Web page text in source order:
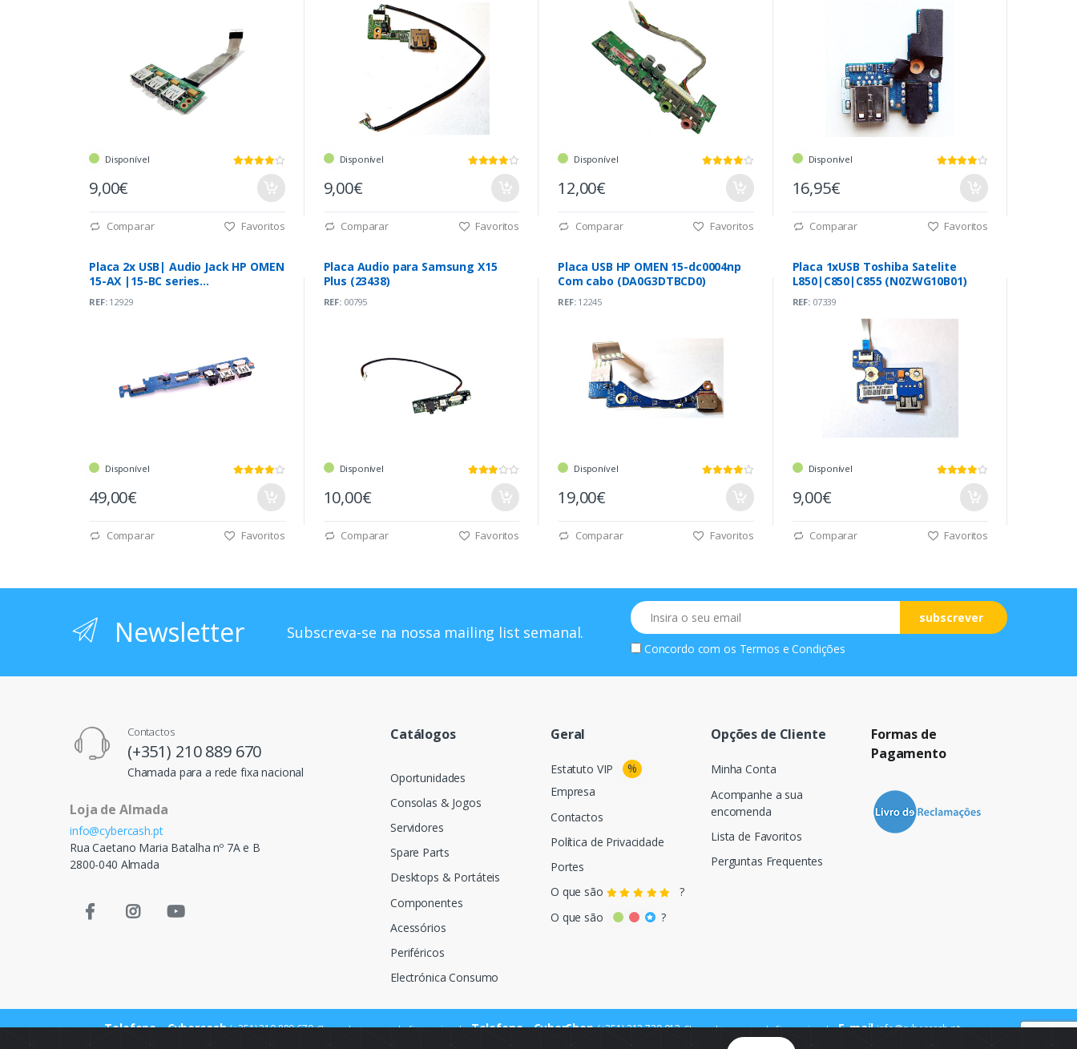
Disponível
9,00€
Comparar Favoritos
Disponível
9,00€
Comparar Favoritos
Disponível
12,00€
Comparar Favoritos
Disponível
16,95€
Comparar Favoritos
Placa 2x USB| Audio Jack HP OMEN
15-AX |15-BC series
(DAG35ATB8D0)
REF:12929
Disponível
49,00€
Comparar Favoritos
Placa Audio para Samsung X15
Plus (23438)
REF:00795
Disponível
10,00€
Comparar Favoritos
Placa USB HP OMEN 15-dc0004np
Com cabo (DA0G3DTBCD0)
REF:12245
Disponível
19,00€
Comparar Favoritos
Placa 1xUSB Toshiba Satelite
L850|C850|C855 (N0ZWG10B01)
REF:07339
Disponível
9,00€
Comparar Favoritos
Newsletter Subscreva-se na nossa mailing list semanal.
Email
subscrever
Concordo com os Termos e Condições
Contactos
(+351) 210 889 670
Chamada para a rede fixa nacional
Loja de Almada
info@cybercash.pt
Rua Caetano Maria Batalha nº 7A e B
2800-040 Almada
Catálogos
Oportunidades
Consolas & Jogos
Servidores
Spare Parts
Desktops & Portáteis
Componentes
Acessórios
Periféricos
Electrónica Consumo
Geral
Estatuto VIP
%
Empresa
Contactos
Política de Privacidade
Portes
O que são
?
O que são
?
Opções de Cliente
Minha Conta
Acompanhe a sua
encomenda
Lista de Favoritos
Perguntas Frequentes
Formas de
Pagamento
Telefone - Cybercash (+351) 210 889 670 Chamada para a rede fixa nacional Telefone - CyberShop (+351) 212 720 013 Chamada para a rede fixa nacional E-mail info@cybercash.pt